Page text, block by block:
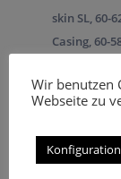
skin SL, 60-
Casing, 60-
mm,
Sattel:Selle
Wir benutzen
Webseite zu
Konfiguration